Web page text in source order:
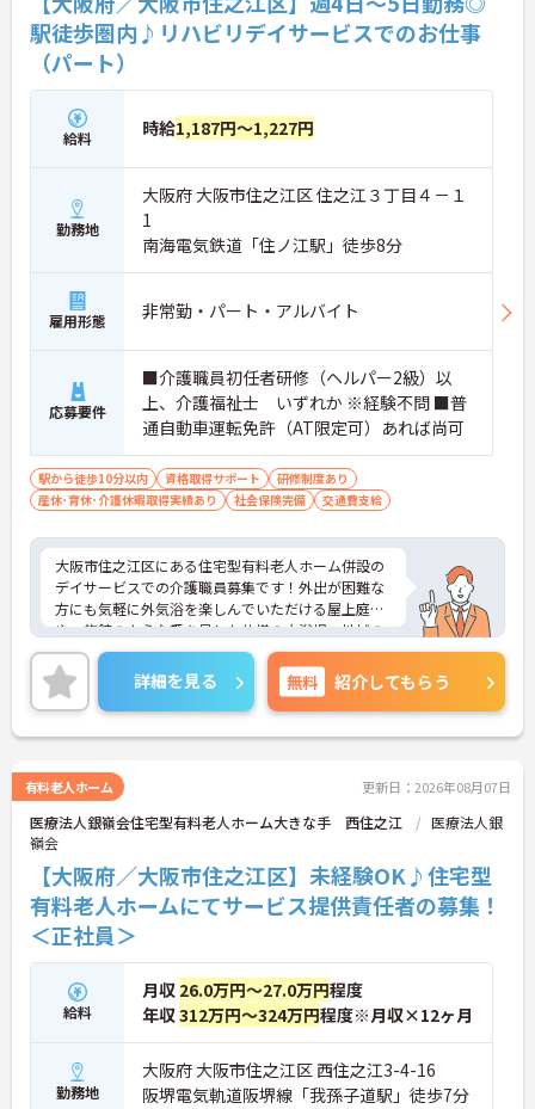
駅徒歩圏内♪リハビリデイサービスでのお仕事
（パート）
給料 時給1,187円～1,227円
勤務地
大阪府 大阪市住之江区 住之江３丁目４－１
1
南海電気鉄道「住ノ江駅」徒歩8分
雇用形態 非常勤・パート・アルバイト
応募要件
■介護職員初任者研修（ヘルパー2級）以
上、介護福祉士 いずれか ※経験不問 ■普
通自動車運転免許（AT限定可）あれば尚可
駅から徒歩10分以内 資格取得サポート
研修制度あり
産休･育休･介護休暇取得実績あり
社会保険完備 交通費支給
大阪市住之江区にある住宅型有料老人ホーム併設の
デイサービスでの介護職員募集です！外出が困難な
方にも気軽に外気浴を楽しんでいただける屋上庭園
や、旅館のような趣を呈した仕様の大浴場、地域の
少年柔道教室が行われる大広間など、心に安らぎを
もたらしてくれる設備が整っています！週4日～5日
の日勤勤務ですので、プライベートとの両立もしや
すいです。最寄駅より徒歩圏内と通勤便利な点も嬉
しいポイントですよ♪
興味をお持ちの方はお気軽にお問い合わせ下さい！
詳細を見る 無料 紹介してもらう
有料老人ホーム 更新日：2026年08月07日
医療法人銀嶺会住宅型有料老人ホーム大きな手 西住之江
医療法人銀
嶺会
【大阪府／大阪市住之江区】未経験OK♪住宅型
有料老人ホームにてサービス提供責任者の募集！
＜正社員＞
給料
月収 26.0万円～27.0万円程度
年収312万円～324万円程度※月収×12ヶ月
勤務地
大阪府 大阪市住之江区 西住之江3-4-16
阪堺電気軌道阪堺線「我孫子道駅」徒歩7分